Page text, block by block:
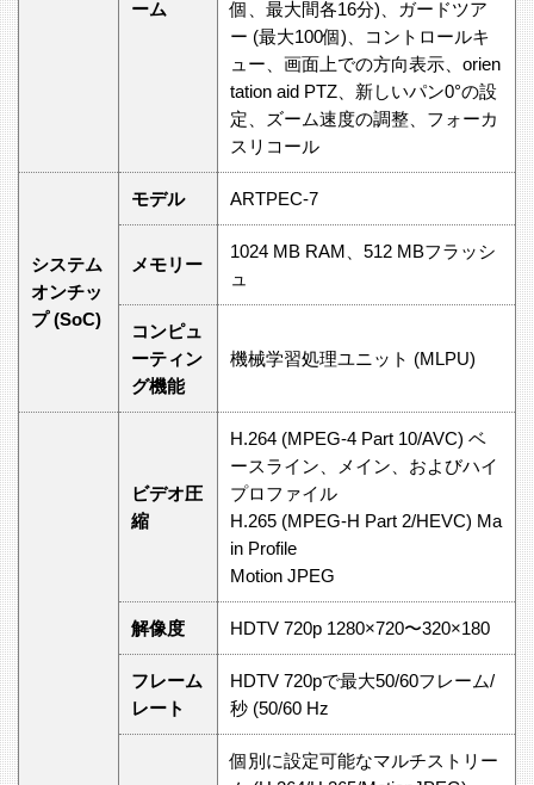
ーム
個、最大間各16分)、ガードツア
ー (最大100個)、コントロールキ
ュー、画面上での方向表⽰、orien
tation aid PTZ、新しいパン0°の設
定、ズーム速度の調整、フォーカ
スリコール
システム
オンチッ
プ (SoC)
モデル ARTPEC-7
メモリー
1024 MB RAM、512 MBフラッシ
ュ
コンピュ
ーティン
グ機能
機械学習処理ユニット (MLPU)
ビデオ圧
縮
H.264 (MPEG-4 Part 10/AVC) ベ
ースライン、メイン、およびハイ
プロファイル
H.265 (MPEG-H Part 2/HEVC) Ma
in Profile
Motion JPEG
解像度 HDTV 720p 1280×720〜320×180
フレーム
レート
HDTV 720pで最大50/60フレーム/
秒 (50/60 Hz
個別に設定可能なマルチストリー